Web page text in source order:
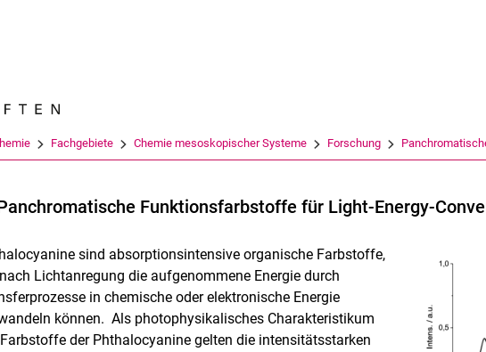
Fachgebiete Chemie mesoskopischer Systeme Forschung
Funktionsfarbstoffe für Light-Energy-
sind absorptionsintensive organische Farbstoffe,
Lichtanregung die aufgenommene Energie durch
in chemische oder elektronische Energie
können. Als photophysikalisches Charakteristikum
der Phthalocyanine gelten die intensitätsstarken